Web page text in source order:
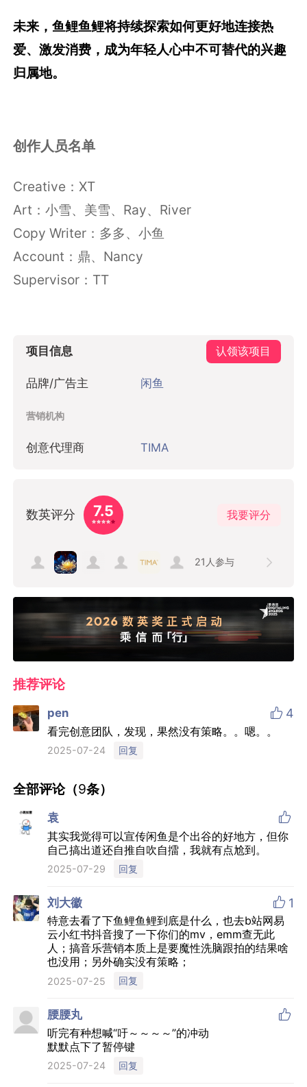
未来，鱼鲤鱼鲤将持续探索如何更好地连接热
爱、激发消费，成为年轻人心中不可替代的兴趣
归属地。
创作人员名单
Creative：XT
Art：小雪、美雪、Ray、River
Copy Writer：多多、小鱼
Account：鼎、Nancy
Supervisor：TT
项目信息 认领该项目
品牌/广告主 闲鱼
营销机构
创意代理商 TIMA
数英评分 7.5 我要评分
21 人参与
推荐评论
pen  4
看完创意团队，发现，果然没有策略。。嗯。。
2025-07-24 回复
全部评论（9条）
袁 
其实我觉得可以宣传闲鱼是个出谷的好地方，但你
自己搞出道还自推自吹自擂，我就有点尬到。
2025-07-29 回复
刘大徽  1
特意去看了下鱼鲤鱼鲤到底是什么，也去b站网易
云小红书抖音搜了一下你们的mv，emm查无此
人；搞音乐营销本质上是要魔性洗脑跟拍的结果啥
也没用；另外确实没有策略；
2025-07-25 回复
腰腰丸 
听完有种想喊“吁～～～～”的冲动
默默点下了暂停键
2025-07-24 回复